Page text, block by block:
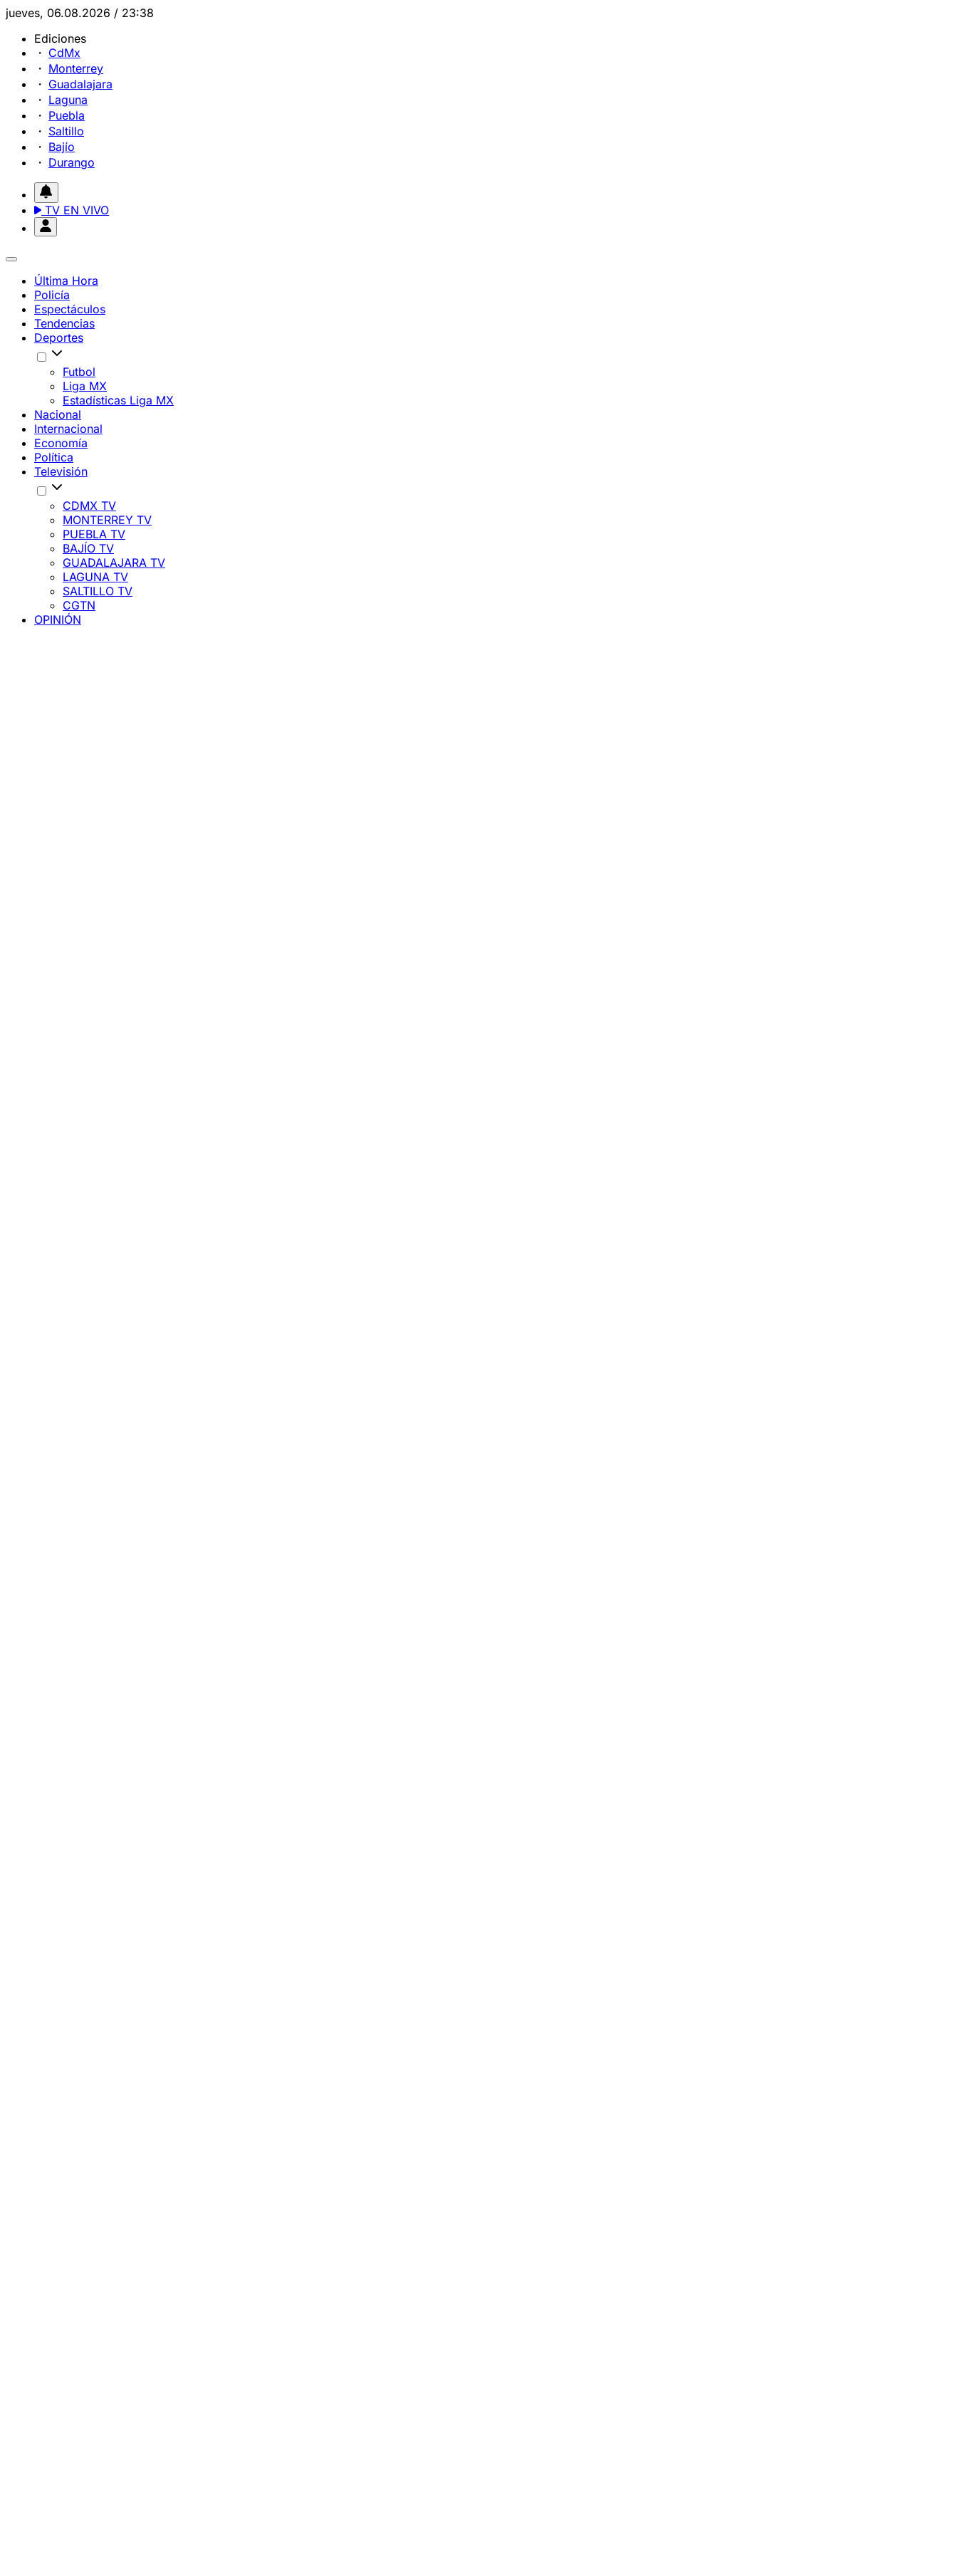
jueves, 06.08.2026 / 23:38
Ediciones
CdMx
Monterrey
Guadalajara
Laguna
Puebla
Saltillo
Bajío
Durango
TV EN VIVO
Última Hora
Policía
Espectáculos
Tendencias
Deportes
Futbol
Liga MX
Estadísticas Liga MX
Nacional
Internacional
Economía
Política
Televisión
CDMX TV
MONTERREY TV
PUEBLA TV
BAJÍO TV
GUADALAJARA TV
LAGUNA TV
SALTILLO TV
CGTN
OPINIÓN